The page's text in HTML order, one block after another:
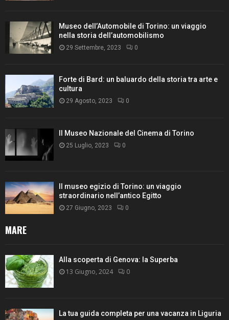
Museo dell’Automobile di Torino: un viaggio
nella storia dell’automobilismo
29 Settembre, 2023 0
Forte di Bard: un baluardo della storia tra arte e
cultura
29 Agosto, 2023 0
Il Museo Nazionale del Cinema di Torino
25 Luglio, 2023 0
Il museo egizio di Torino: un viaggio
straordinario nell’antico Egitto
27 Giugno, 2023 0
MARE
Alla scoperta di Genova: la Superba
13 Giugno, 2024 0
La tua guida completa per una vacanza in Liguria